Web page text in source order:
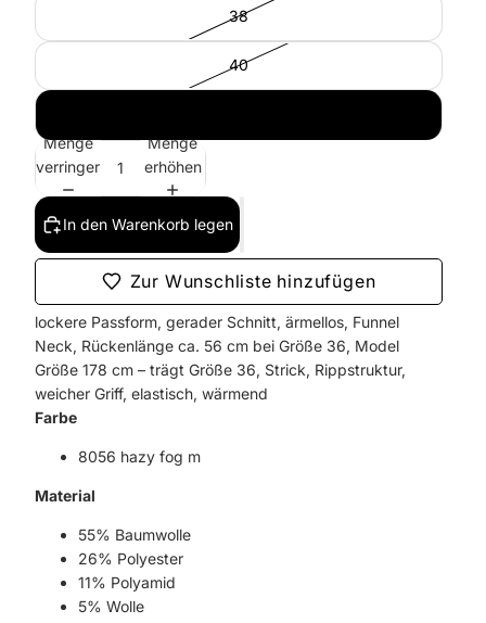
38
40
Menge
verringern
Menge
erhöhen
In den Warenkorb legen
Zur Wunschliste hinzufügen
lockere Passform, gerader Schnitt, ärmellos, Funnel
Neck, Rückenlänge ca. 56 cm bei Größe 36, Model
Größe 178 cm – trägt Größe 36, Strick, Rippstruktur,
weicher Griff, elastisch, wärmend
Farbe
8056 hazy fog m
Material
55% Baumwolle
26% Polyester
11% Polyamid
5% Wolle